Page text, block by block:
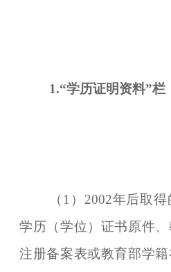
1.“学历证明资料”栏
（1）2002年后取
学历（学位）证书原件
注册备案表或教育部学